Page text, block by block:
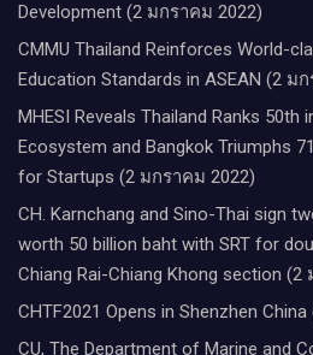
Development (2 มกราคม 2022)
CMMU Thailand Reinforces World-
Education Standards in ASEAN (2 ม
MHESI Reveals Thailand Ranks 50th
Ecosystem and Bangkok Triumphs
for Startups (2 มกราคม 2022)
CH. Karnchang and Sino-Thai sign
worth 50 billion baht with SRT for
Chiang Rai-Chiang Khong section (2
CHTF2021 Opens in Shenzhen
CU, The Department of Marine and